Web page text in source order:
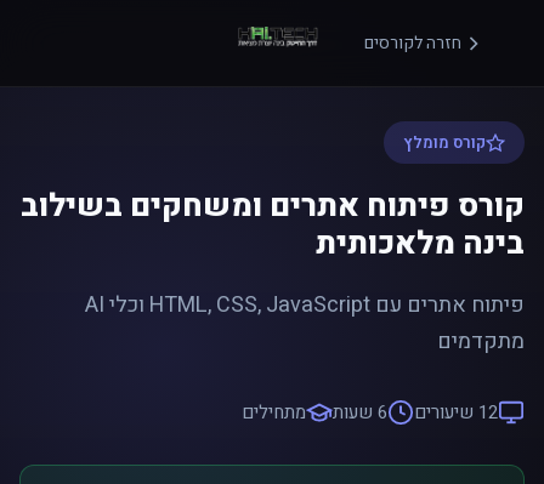
חזרה לקורסים
קורס מומלץ
קורס פיתוח אתרים ומשחקים בשילוב
בינה מלאכותית
פיתוח אתרים עם HTML, CSS, JavaScript וכלי AI
מתקדמים
12 שיעורים 6 שעות מתחילים